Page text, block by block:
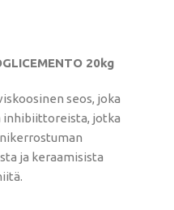
20kg
seos, joka
inhibiittoreista, jotka
ja keraamisista